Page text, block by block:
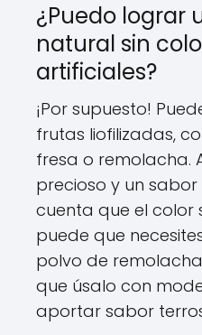
¿Puedo lograr
natural sin
artificiales?
¡Por supuesto!
frutas liofilizadas,
fresa o remolacha.
precioso y un sabor
cuenta que el color
puede que
polvo de
que úsalo con
aportar sabor